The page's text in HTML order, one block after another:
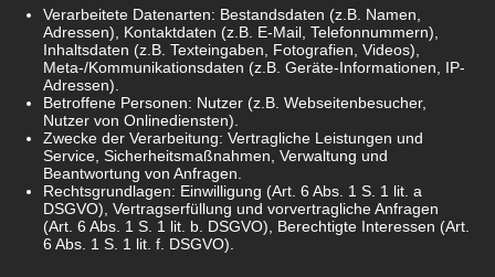
Verarbeitete Datenarten: Bestandsdaten (z.B. Namen,
Adressen), Kontaktdaten (z.B. E-Mail, Telefonnummern),
Inhaltsdaten (z.B. Texteingaben, Fotografien, Videos),
Meta-/Kommunikationsdaten (z.B. Geräte-Informationen, IP-
Adressen).
Betroffene Personen: Nutzer (z.B. Webseitenbesucher,
Nutzer von Onlinediensten).
Zwecke der Verarbeitung: Vertragliche Leistungen und
Service, Sicherheitsmaßnahmen, Verwaltung und
Beantwortung von Anfragen.
Rechtsgrundlagen: Einwilligung (Art. 6 Abs. 1 S. 1 lit. a
DSGVO), Vertragserfüllung und vorvertragliche Anfragen
(Art. 6 Abs. 1 S. 1 lit. b. DSGVO), Berechtigte Interessen (Art.
6 Abs. 1 S. 1 lit. f. DSGVO).